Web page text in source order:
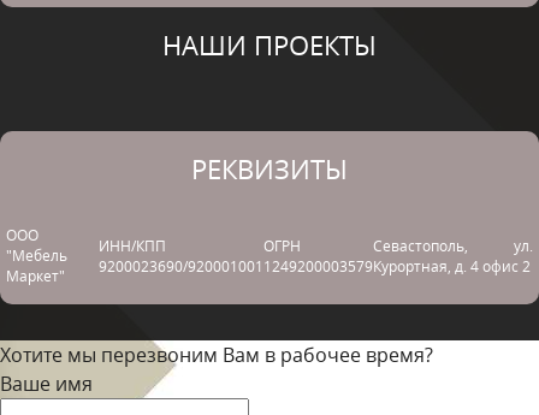
НАШИ ПРОЕКТЫ
РЕКВИЗИТЫ
ООО
"Мебель
Маркет"
ИНН/КПП
9200023690/920001001
ОГРН
1249200003579
Севастополь, ул.
Курортная, д. 4 офис 2
Хотите мы перезвоним Вам в рабочее время?
Ваше имя